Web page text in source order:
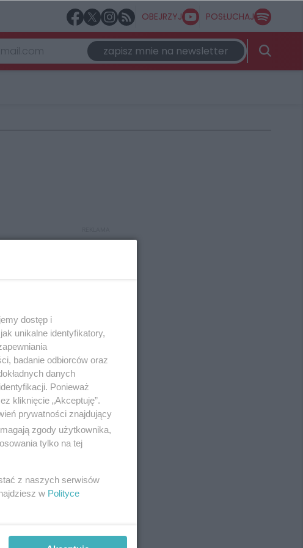
OBEJRZYJ POSŁUCHAJ
zapisz mnie na newsletter
REKLAMA
dostęp i
unikalne identyfikatory,
badanie odbiorców oraz
danych
Ponieważ
kliknięcie „Akceptuję”.
prywatności znajdujący
zgody użytkownika,
tylko na tej
z naszych serwisów
w Polityce